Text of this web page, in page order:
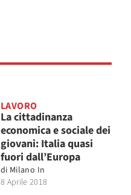
LAVORO
La cittadinanza
economica e sociale dei
giovani: Italia quasi
fuori dall’Europa
di Milano In
8 Aprile 2018